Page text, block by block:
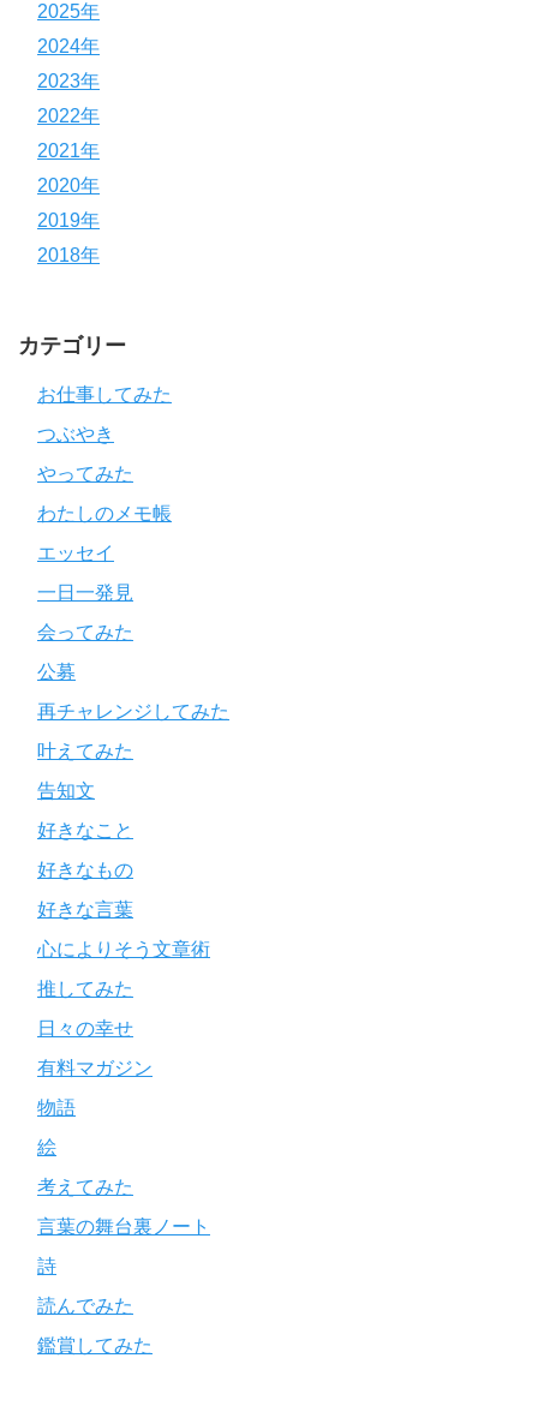
2025年
2024年
2023年
2022年
2021年
2020年
2019年
2018年
カテゴリー
お仕事してみた
つぶやき
やってみた
わたしのメモ帳
エッセイ
一日一発見
会ってみた
公募
再チャレンジしてみた
叶えてみた
告知文
好きなこと
好きなもの
好きな言葉
心によりそう文章術
推してみた
日々の幸せ
有料マガジン
物語
絵
考えてみた
言葉の舞台裏ノート
詩
読んでみた
鑑賞してみた